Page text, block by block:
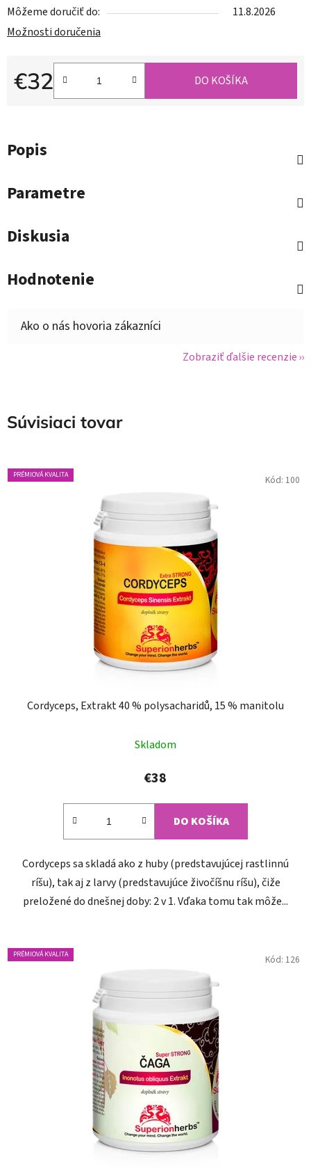
Môžeme doručiť do:
11.8.2026
Možnosti doručenia
€32
Jednotková cena:
DO KOŠÍKA
Popis
Parametre
Diskusia
Hodnotenie
Zobraziť ďalšie recenzie
Súvisiaci tovar
PRÉMIOVÁ KVALITA
Cordyceps, Extrakt 40 % polysacharidů, 15 % manitolu
hodnotenie
produktu
4,4
hviezdičiek.
Skladom
€38
DO KOŠÍKA
Cordyceps sa skladá ako z huby (predstavujúcej rastlinnú
ríšu), tak aj z larvy (predstavujúce živočíšnu ríšu), čiže
preložené do dnešnej doby: 2 v 1. Vďaka tomu tak môže...
Kód: 100
PRÉMIOVÁ KVALITA Kód: 126